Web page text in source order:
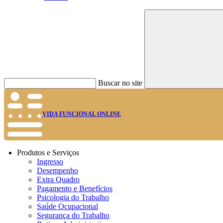
Buscar no site
VIDA FUNCIONAL ONLINE
Produtos e Serviços
Ingresso
Desempenho
Extra Quadro
Pagamento e Benefícios
Psicologia do Trabalho
Saúde Ocupacional
Segurança do Trabalho